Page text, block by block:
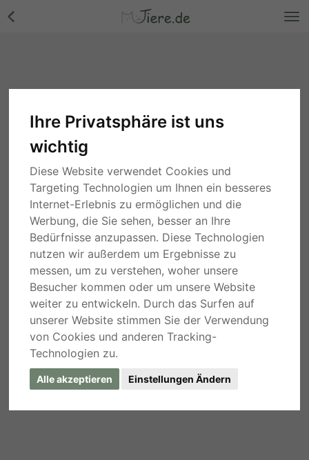
Ihre Privatsphäre ist uns
wichtig
Diese Website verwendet Cookies und
Targeting Technologien um Ihnen ein besseres
Internet-Erlebnis zu ermöglichen und die
Werbung, die Sie sehen, besser an Ihre
Bedürfnisse anzupassen. Diese Technologien
nutzen wir außerdem um Ergebnisse zu
messen, um zu verstehen, woher unsere
Besucher kommen oder um unsere Website
weiter zu entwickeln. Durch das Surfen auf
unserer Website stimmen Sie der Verwendung
von Cookies und anderen Tracking-
Technologien zu.
Alle akzeptieren Einstellungen Ändern